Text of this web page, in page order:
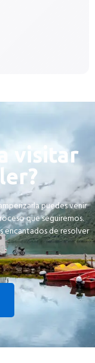
visitar
puedes venir
que seguiremos.
de resolver